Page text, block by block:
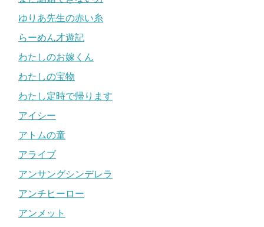
ゆりあ先生の赤い糸
らーめん才遊記
わたしのお嫁くん
わたしの宝物
わたし定時で帰ります
アイシー
アトムの童
アライブ
アンサングシンデレラ
アンチヒーロー
アンメット